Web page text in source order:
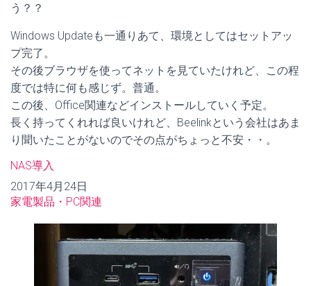
う？？
Windows Updateも一通りあて、環境としてはセットアッ
プ完了。
その後ブラウザを使ってネットを見ていたけれど、この程
度では特に何も感じず。普通。
この後、Office関連などインストールしていく予定。
長く持ってくれれば良いけれど、Beelinkという会社はあま
り聞いたことがないのでその点がちょっと不安・・。
NAS導入
日付
2017年4月24日
関連理由
家電製品・PC関連